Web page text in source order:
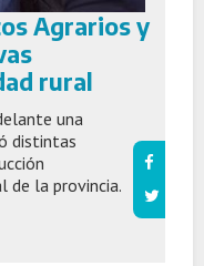
Agrarios y
rural
una
distintas
de la provincia.